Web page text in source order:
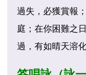
過失，必獲賞報
庭；在你困難之
過，有如晴天溶化